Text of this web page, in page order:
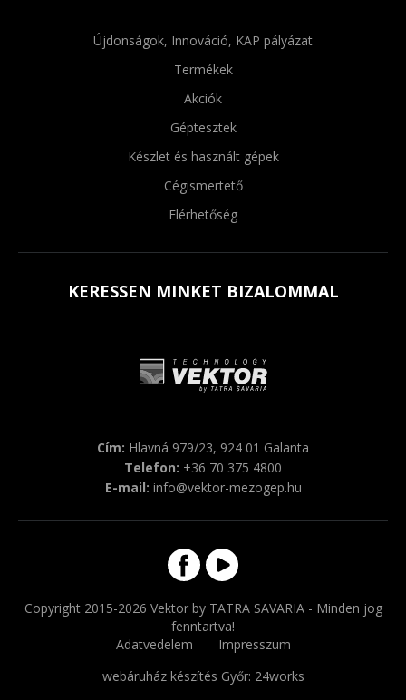
Újdonságok, Innováció, KAP pályázat
Termékek
Akciók
Géptesztek
Készlet és használt gépek
Cégismertető
Elérhetőség
KERESSEN MINKET BIZALOMMAL
Cím: Hlavná 979/23, 924 01 Galanta
Telefon: +36 70 375 4800
E-mail: info@vektor-mezogep.hu
Copyright 2015-2026 Vektor by TATRA SAVARIA - Minden jog
fenntartva!
Adatvedelem
Impresszum
webáruház készítés Győr: 24works